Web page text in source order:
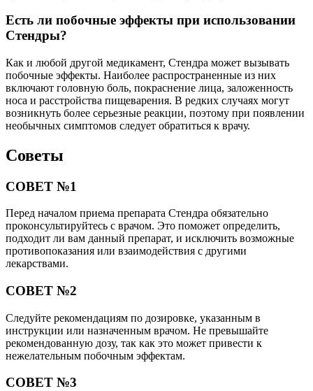
Есть ли побочные эффекты при использовании
Стендры?
Как и любой другой медикамент, Стендра может вызывать
побочные эффекты. Наиболее распространенные из них
включают головную боль, покраснение лица, заложенность
носа и расстройства пищеварения. В редких случаях могут
возникнуть более серьезные реакции, поэтому при появлении
необычных симптомов следует обратиться к врачу.
Советы
СОВЕТ №1
Перед началом приема препарата Стендра обязательно
проконсультируйтесь с врачом. Это поможет определить,
подходит ли вам данный препарат, и исключить возможные
противопоказания или взаимодействия с другими
лекарствами.
СОВЕТ №2
Следуйте рекомендациям по дозировке, указанным в
инструкции или назначенным врачом. Не превышайте
рекомендованную дозу, так как это может привести к
нежелательным побочным эффектам.
СОВЕТ №3